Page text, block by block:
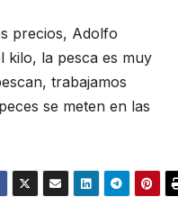
precios, Adolfo
kilo, la pesca es muy
trabajamos
se meten en las